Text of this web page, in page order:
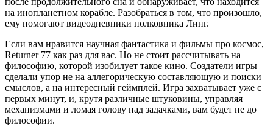
на инопланетном корабле. Разобраться в том, что произошло,
ему помогают видеодневники полковника Линг.
Если вам нравится научная фантастика и фильмы про космос,
Returner 77 как раз для вас. Но не стоит рассчитывать на
философию, которой изобилует такое кино. Создатели игры
сделали упор не на аллегорическую составляющую и поиски
смыслов, а на интересный геймплей. Игра захватывает уже с
первых минут, и, крутя различные штуковины, управляя
механизмами и ломая голову над задачками, вам будет не до
философии.